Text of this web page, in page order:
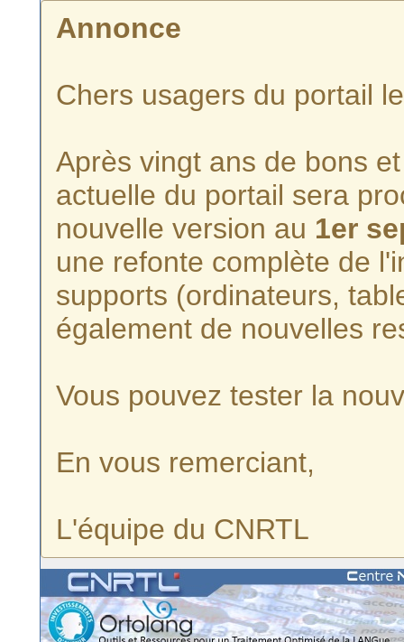
Annonce
Chers usagers du portail
Après vingt ans de bons
actuelle du portail sera
nouvelle version au 1er
une refonte complète de
supports (ordinateurs,
également de nouvelles
Vous pouvez tester la
En vous remerciant,
L'équipe du CNRTL